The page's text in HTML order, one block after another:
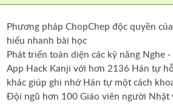
Phương pháp ChopChep độc quyền
hiểu nhanh bài học
Phát triển toàn diện các kỹ năng Nghe
App Hack Kanji với hơn 2136 Hán tự
khác giúp ghi nhớ Hán tự một cách
Đội ngũ hơn 100 Giáo viên người Nhật